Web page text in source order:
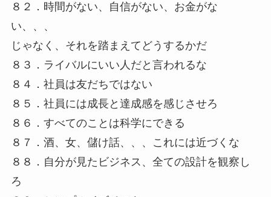
８２．時間がない、自信がない、お金がな
い、、、
じゃなく、それを踏まえてどうするかだ
８３．ライバルにいい人だと言われるな
８４．社員は友だちではない
８５．社員には成長と達成感を感じさせろ
８６．すべてのことは科学にできる
８７．酒、女、儲け話、、、これには近づくな
８８．自分が見たビジネス、全ての設計を観察し
ろ